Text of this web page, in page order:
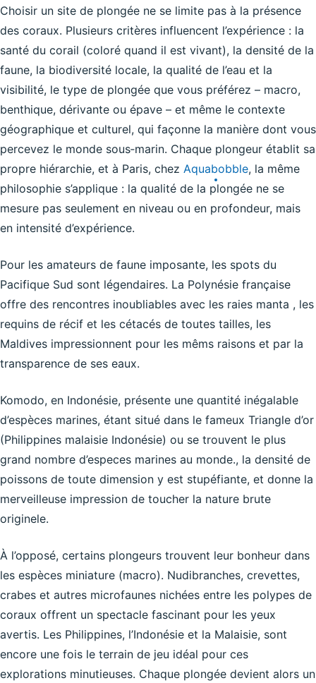
Choisir un site de plongée ne se limite pas à la présence
des coraux. Plusieurs critères influencent l’expérience : la
santé du corail (coloré quand il est vivant), la densité de la
faune, la biodiversité locale, la qualité de l’eau et la
visibilité, le type de plongée que vous préférez – macro,
benthique, dérivante ou épave – et même le contexte
géographique et culturel, qui façonne la manière dont vous
percevez le monde sous‑marin. Chaque plongeur établit sa
propre hiérarchie, et à Paris, chez Aquabobble, la même
philosophie s’applique : la qualité de la plongée ne se
mesure pas seulement en niveau ou en profondeur, mais
en intensité d’expérience.
Pour les amateurs de faune imposante, les spots du
Pacifique Sud sont légendaires. La Polynésie française
offre des rencontres inoubliables avec les raies manta , les
requins de récif et les cétacés de toutes tailles, les
Maldives impressionnent pour les mêms raisons et par la
transparence de ses eaux.
Komodo, en Indonésie, présente une quantité inégalable
d’espèces marines, étant situé dans le fameux Triangle d’or
(Philippines malaisie Indonésie) ou se trouvent le plus
grand nombre d’especes marines au monde., la densité de
poissons de toute dimension y est stupéfiante, et donne la
merveilleuse impression de toucher la nature brute
originele.
À l’opposé, certains plongeurs trouvent leur bonheur dans
les espèces miniature (macro). Nudibranches, crevettes,
crabes et autres microfaunes nichées entre les polypes de
coraux offrent un spectacle fascinant pour les yeux
avertis. Les Philippines, l’Indonésie et la Malaisie, sont
encore une fois le terrain de jeu idéal pour ces
explorations minutieuses. Chaque plongée devient alors un